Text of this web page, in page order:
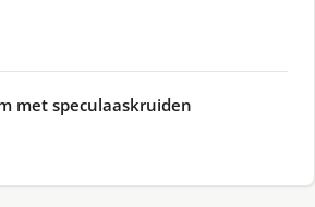
met speculaaskruiden